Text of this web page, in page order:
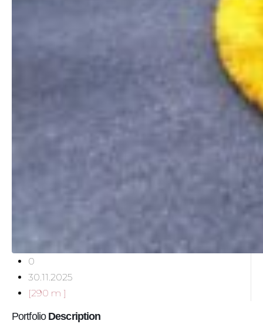
0
30.11.2025
[290 m ]
Portfolio Description